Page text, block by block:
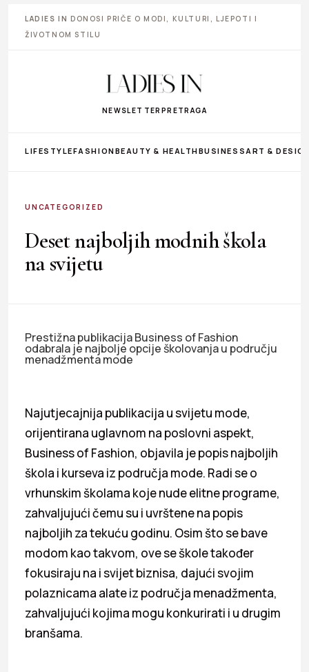
LADIES IN DONOSI PRIČE O MODI, KULTURI, LJEPOTI I
ŽIVOTNOM STILU
NEWSLETTER PRETRAGA
LIFESTYLEFASHIONBEAUTY & HEALTHBUSINESS ART &
UNCATEGORIZED
Deset najboljih modnih škola
na svijetu
Prestižna publikacija Business of Fashion
odabrala je najbolje opcije školovanja u području
menadžmenta mode
Najutjecajnija publikacija u svijetu mode,
orijentirana uglavnom na poslovni aspekt,
Business of Fashion, objavila je popis najboljih
škola i kurseva iz područja mode. Radi se o
vrhunskim školama koje nude elitne programe,
zahvaljujući čemu su i uvrštene na popis
najboljih za tekuću godinu. Osim što se bave
modom kao takvom, ove se škole također
fokusiraju na i svijet biznisa, dajući svojim
polaznicama alate iz područja menadžmenta,
zahvaljujući kojima mogu konkurirati i u drugim
branšama.